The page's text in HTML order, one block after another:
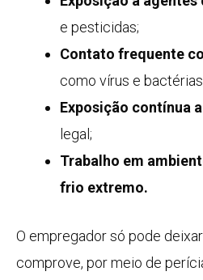
e pesticidas;
Contato frequente
como vírus e
Exposição contínua
legal;
Trabalho em
frio extremo.
O empregador só pode
comprove, por meio de